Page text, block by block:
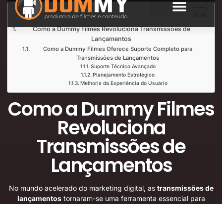
Índice de Leitura
Como a Dummy Filmes Revoluciona Transmissões de
Lançamentos
Como a Dummy Filmes Oferece Suporte Completo para
Transmissões de Lançamentos
Suporte Técnico Avançado
Planejamento Estratégico
Melhoria da Experiência do Usuário
Como a Dummy Filmes
Revoluciona
Transmissões de
Lançamentos
No mundo acelerado do marketing digital, as transmissões de
lançamentostornaram-se uma ferramenta essencial para